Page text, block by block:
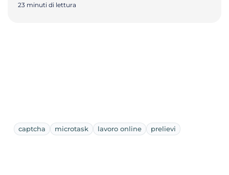
23 minuti di lettura
captcha microtask lavoro online prelievi